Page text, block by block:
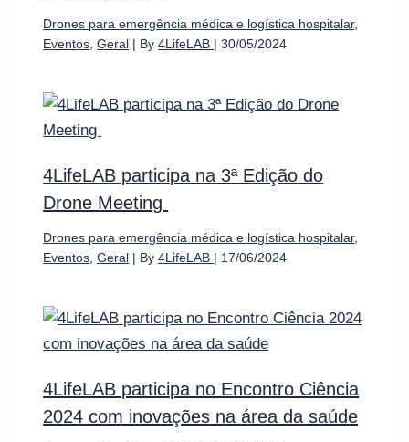
Drones para emergência médica e logística hospitalar,
Eventos ,Geral | By4LifeLAB |30/05/2024
4LifeLAB participa na 3ª Edição do
Drone Meeting
Drones para emergência médica e logística hospitalar,
Eventos ,Geral | By4LifeLAB | 17/06/2024
4LifeLAB participa no Encontro Ciência
2024 com inovações na área da saúde